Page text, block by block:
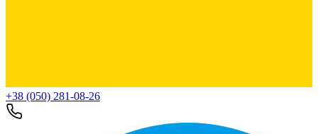
+38 (050) 281-08-26